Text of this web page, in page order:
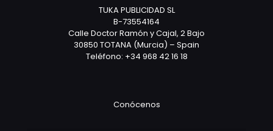
TUKA PUBLICIDAD SL
B-73554164
Calle Doctor Ramón y Cajal, 2 Bajo
30850 TOTANA (Murcia) – Spain
Teléfono: +34 968 42 16 18
Conócenos